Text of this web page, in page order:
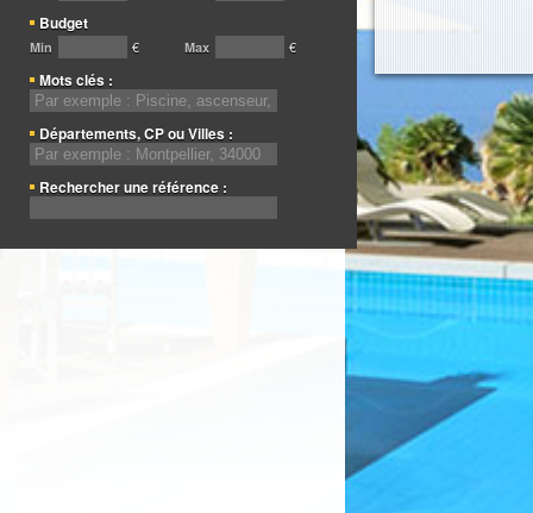
Budget
Min € Max €
Mots clés :
Départements, CP ou Villes :
Rechercher une référence :